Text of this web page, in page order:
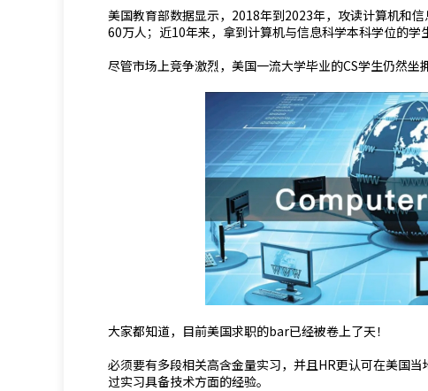
美国教育部数据显示，2018年到2023年，攻读计算机和
60万人；近10年来，拿到计算机与信息科学本科学位的学
尽管市场上竞争激烈，美国一流大学毕业的CS学生仍然坐
大家都知道，目前美国求职的bar已经被卷上了天！
必须要有多段相关高含金量实习，并且HR更认可在美国
过实习具备技术方面的经验。